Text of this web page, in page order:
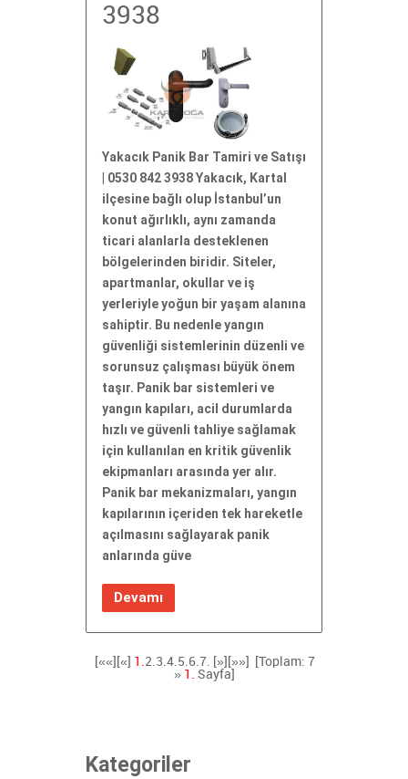
3938
Yakacık Panik Bar Tamiri ve Satışı
| 0530 842 3938 Yakacık, Kartal
ilçesine bağlı olup İstanbul’un
konut ağırlıklı, aynı zamanda
ticari alanlarla desteklenen
bölgelerinden biridir. Siteler,
apartmanlar, okullar ve iş
yerleriyle yoğun bir yaşam alanına
sahiptir. Bu nedenle yangın
güvenliği sistemlerinin düzenli ve
sorunsuz çalışması büyük önem
taşır. Panik bar sistemleri ve
yangın kapıları, acil durumlarda
hızlı ve güvenli tahliye sağlamak
için kullanılan en kritik güvenlik
ekipmanları arasında yer alır.
Panik bar mekanizmaları, yangın
kapılarının içeriden tek hareketle
açılmasını sağlayarak panik
anlarında güve
Devamı
[««][«] 1.2.3.4.5.6.7. [»] [»»]
[Toplam: 7
» 1. Sayfa]
Kategoriler